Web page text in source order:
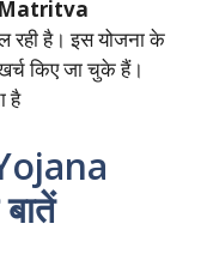
रही है। इस योजना के
किए जा चुके हैं।
है